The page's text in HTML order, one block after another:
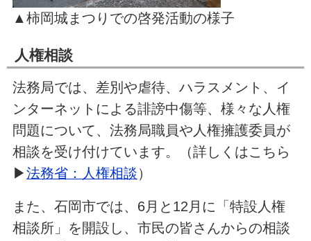
▲柿岡城まつりでの啓発活動の様子
人権相談
法務局では、差別や虐待、ハラスメント、イ
ンターネットによる誹謗中傷等、様々な人権
問題について、法務局職員や人権擁護委員が
相談を受け付けています。（詳しくはこちら
▶法務省：人権相談）
また、石岡市では、6月と12月に「特設人権
相談所」を開設し、市民の皆さんからの相談